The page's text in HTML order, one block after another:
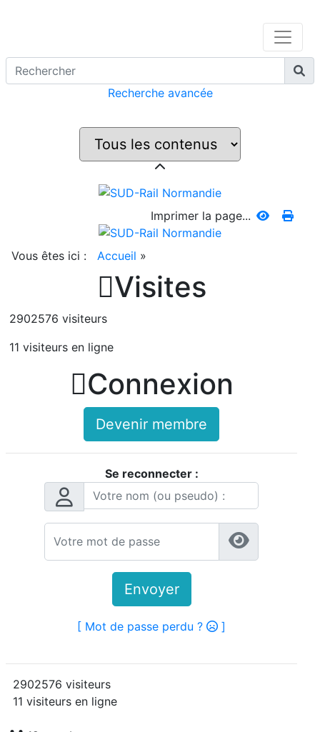
Recherche avancée
Imprimer la page...
Vous êtes ici : Accueil »
Visites
2902576 visiteurs
11 visiteurs en ligne
Connexion
Devenir membre
Se reconnecter :
Envoyer
[ Mot de passe perdu ? ]
2902576 visiteurs
11 visiteurs en ligne